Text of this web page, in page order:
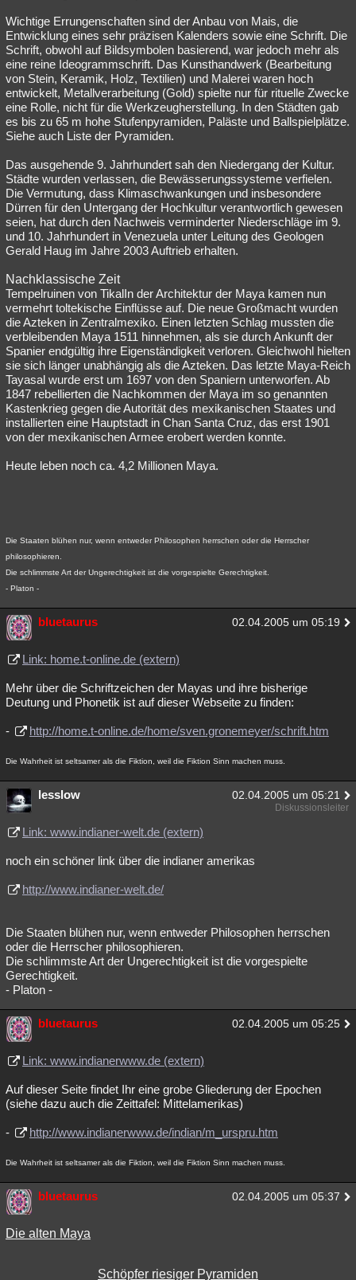
Wichtige Errungenschaften sind der Anbau von Mais, die
Entwicklung eines sehr präzisen Kalenders sowie eine Schrift. Die
Schrift, obwohl auf Bildsymbolen basierend, war jedoch mehr als
eine reine Ideogrammschrift. Das Kunsthandwerk (Bearbeitung
von Stein, Keramik, Holz, Textilien) und Malerei waren hoch
entwickelt, Metallverarbeitung (Gold) spielte nur für rituelle Zwecke
eine Rolle, nicht für die Werkzeugherstellung. In den Städten gab
es bis zu 65 m hohe Stufenpyramiden, Paläste und Ballspielplätze.
Siehe auch Liste der Pyramiden.
Das ausgehende 9. Jahrhundert sah den Niedergang der Kultur.
Städte wurden verlassen, die Bewässerungssysteme verfielen.
Die Vermutung, dass Klimaschwankungen und insbesondere
Dürren für den Untergang der Hochkultur verantwortlich gewesen
seien, hat durch den Nachweis verminderter Niederschläge im 9.
und 10. Jahrhundert in Venezuela unter Leitung des Geologen
Gerald Haug im Jahre 2003 Auftrieb erhalten.
Nachklassische Zeit
Tempelruinen von TikalIn der Architektur der Maya kamen nun
vermehrt toltekische Einflüsse auf. Die neue Großmacht wurden
die Azteken in Zentralmexiko. Einen letzten Schlag mussten die
verbleibenden Maya 1511 hinnehmen, als sie durch Ankunft der
Spanier endgültig ihre Eigenständigkeit verloren. Gleichwohl hielten
sie sich länger unabhängig als die Azteken. Das letzte Maya-Reich
Tayasal wurde erst um 1697 von den Spaniern unterworfen. Ab
1847 rebellierten die Nachkommen der Maya im so genannten
Kastenkrieg gegen die Autorität des mexikanischen Staates und
installierten eine Hauptstadt in Chan Santa Cruz, das erst 1901
von der mexikanischen Armee erobert werden konnte.
Heute leben noch ca. 4,2 Millionen Maya.
Die Staaten blühen nur, wenn entweder Philosophen herrschen oder die Herrscher
philosophieren.
Die schlimmste Art der Ungerechtigkeit ist die vorgespielte Gerechtigkeit.
- Platon -
bluetaurus 02.04.2005 um 05:19
Link: home.t-online.de (extern)
Mehr über die Schriftzeichen der Mayas und ihre bisherige
Deutung und Phonetik ist auf dieser Webseite zu finden:
- http://home.t-online.de/home/sven.gronemeyer/schrift.htm
Die Wahrheit ist seltsamer als die Fiktion, weil die Fiktion Sinn machen muss.
lesslow 02.04.2005 um 05:21
Diskussionsleiter
Link: www.indianer-welt.de (extern)
noch ein schöner link über die indianer amerikas
http://www.indianer-welt.de/
Die Staaten blühen nur, wenn entweder Philosophen herrschen
oder die Herrscher philosophieren.
Die schlimmste Art der Ungerechtigkeit ist die vorgespielte
Gerechtigkeit.
- Platon -
bluetaurus 02.04.2005 um 05:25
Link: www.indianerwww.de (extern)
Auf dieser Seite findet Ihr eine grobe Gliederung der Epochen
(siehe dazu auch die Zeittafel: Mittelamerikas)
- http://www.indianerwww.de/indian/m_urspru.htm
Die Wahrheit ist seltsamer als die Fiktion, weil die Fiktion Sinn machen muss.
bluetaurus 02.04.2005 um 05:37
Die alten Maya
Schöpfer riesiger Pyramiden